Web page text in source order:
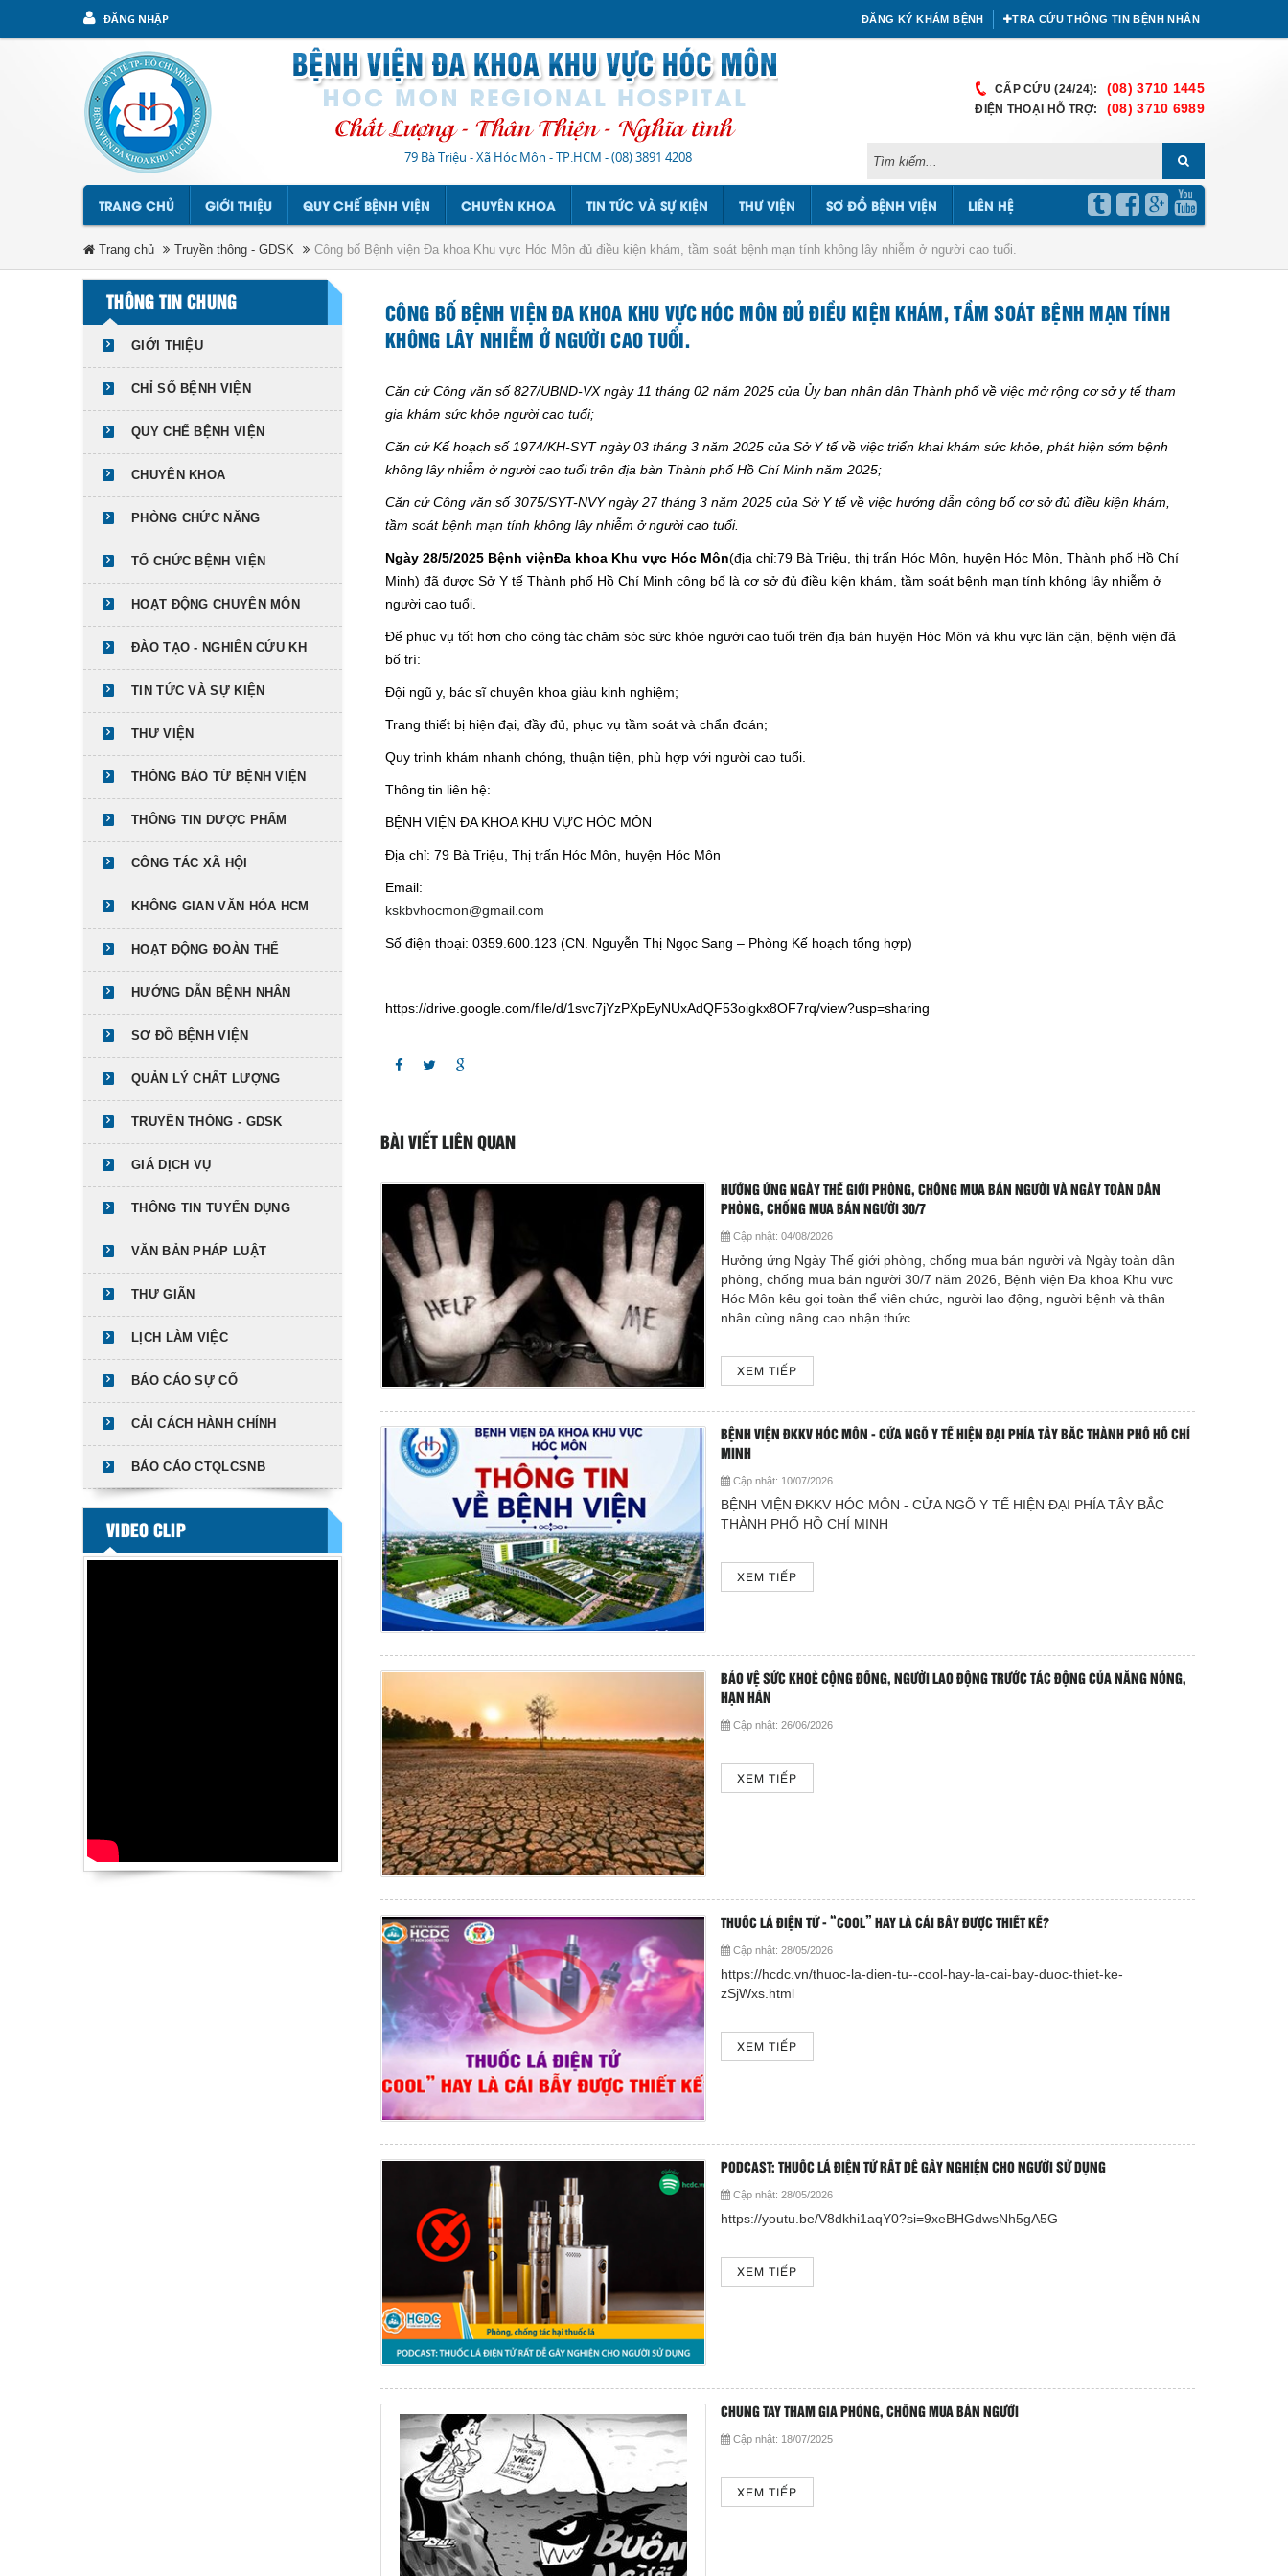
ĐĂNG NHẬP ĐĂNG KÝ KHÁM BỆNH TRA CỨU THÔNG TIN BỆNH NHÂN
79 Bà Triệu - Xã Hóc Môn - TP.HCM -(08) 3891 4208
CẤP CỨU (24/24): (08) 3710 1445
ĐIỆN THOẠI HỖ TRỢ: (08) 3710 6989
TRANG CHỦ GIỚI THIỆU QUY CHẾ BỆNH VIỆN CHUYÊN KHOA TIN TỨC VÀ SỰ KIỆN THƯ VIỆN SƠ ĐỒ BỆNH VIỆN LIÊN HỆ
Trang chủ Truyền thông - GDSK Công bố Bệnh viện Đa khoa Khu vực Hóc Môn đủ điều kiện khám, tầm soát bệnh mạn tính không lây nhiễm ở người cao tuổi.
THÔNG TIN CHUNG
GIỚI THIỆU
CHỈ SỐ BỆNH VIỆN
QUY CHẾ BỆNH VIỆN
CHUYÊN KHOA
PHÒNG CHỨC NĂNG
TỔ CHỨC BỆNH VIỆN
HOẠT ĐỘNG CHUYÊN MÔN
ĐÀO TẠO - NGHIÊN CỨU KH
TIN TỨC VÀ SỰ KIỆN
THƯ VIỆN
THÔNG BÁO TỪ BỆNH VIỆN
THÔNG TIN DƯỢC PHẨM
CÔNG TÁC XÃ HỘI
KHÔNG GIAN VĂN HÓA HCM
HOẠT ĐỘNG ĐOÀN THỂ
HƯỚNG DẪN BỆNH NHÂN
SƠ ĐỒ BỆNH VIỆN
QUẢN LÝ CHẤT LƯỢNG
TRUYỀN THÔNG - GDSK
GIÁ DỊCH VỤ
THÔNG TIN TUYỂN DỤNG
VĂN BẢN PHÁP LUẬT
THƯ GIÃN
LỊCH LÀM VIỆC
BÁO CÁO SỰ CỐ
CẢI CÁCH HÀNH CHÍNH
BÁO CÁO CTQLCSNB
VIDEO CLIP
CÔNG BỐ BỆNH VIỆN ĐA KHOA KHU VỰC HÓC MÔN ĐỦ ĐIỀU KIỆN KHÁM, TẦM SOÁT BỆNH MẠN TÍNH
KHÔNG LÂY NHIỄM Ở NGƯỜI CAO TUỔI.
Căn cứ Công văn số 827/UBND-VX ngày 11 tháng 02 năm 2025 của Ủy ban nhân dân Thành phố về việc mở rộng cơ sở y tế tham
gia khám sức khỏe người cao tuổi;
Căn cứ Kế hoạch số 1974/KH-SYT ngày 03 tháng 3 năm 2025 của Sở Y tế về việc triển khai khám sức khỏe, phát hiện sớm bệnh
không lây nhiễm ở người cao tuổi trên địa bàn Thành phố Hồ Chí Minh năm 2025;
Căn cứ Công văn số 3075/SYT-NVY ngày 27 tháng 3 năm 2025 của Sở Y tế về việc hướng dẫn công bố cơ sở đủ điều kiện khám,
tầm soát bệnh mạn tính không lây nhiễm ở người cao tuổi.
Ngày 28/5/2025 Bệnh việnĐa khoa Khu vực Hóc Môn(địa chỉ:79 Bà Triệu, thị trấn Hóc Môn, huyện Hóc Môn, Thành phố Hồ Chí
Minh) đã được Sở Y tế Thành phố Hồ Chí Minh công bố là cơ sở đủ điều kiện khám, tầm soát bệnh mạn tính không lây nhiễm ở
người cao tuổi.
Để phục vụ tốt hơn cho công tác chăm sóc sức khỏe người cao tuổi trên địa bàn huyện Hóc Môn và khu vực lân cận, bệnh viện đã
bố trí:
Đội ngũ y, bác sĩ chuyên khoa giàu kinh nghiệm;
Trang thiết bị hiện đại, đầy đủ, phục vụ tầm soát và chẩn đoán;
Quy trình khám nhanh chóng, thuận tiện, phù hợp với người cao tuổi.
Thông tin liên hệ:
BỆNH VIỆN ĐA KHOA KHU VỰC HÓC MÔN
Địa chỉ: 79 Bà Triệu, Thị trấn Hóc Môn, huyện Hóc Môn
Email:
kskbvhocmon@gmail.com
Số điện thoại: 0359.600.123 (CN. Nguyễn Thị Ngọc Sang – Phòng Kế hoạch tổng hợp)
https://drive.google.com/file/d/1svc7jYzPXpEyNUxAdQF53oigkx8OF7rq/view?usp=sharing
BÀI VIẾT LIÊN QUAN
HƯỞNG ỨNG NGÀY THẾ GIỚI PHÒNG, CHỐNG MUA BÁN NGƯỜI VÀ NGÀY TOÀN DÂN
PHÒNG, CHỐNG MUA BÁN NGƯỜI 30/7
Cập nhật: 04/08/2026
Hưởng ứng Ngày Thế giới phòng, chống mua bán người và Ngày toàn dân
phòng, chống mua bán người 30/7 năm 2026, Bệnh viện Đa khoa Khu vực
Hóc Môn kêu gọi toàn thể viên chức, người lao động, người bệnh và thân
nhân cùng nâng cao nhận thức...
XEM TIẾP
BỆNH VIỆN ĐKKV HÓC MÔN - CỬA NGÕ Y TẾ HIỆN ĐẠI PHÍA TÂY BẮC THÀNH PHỐ HỒ CHÍ
MINH
Cập nhật: 10/07/2026
BỆNH VIỆN ĐKKV HÓC MÔN - CỬA NGÕ Y TẾ HIỆN ĐẠI PHÍA TÂY BẮC
THÀNH PHỐ HỒ CHÍ MINH
XEM TIẾP
BẢO VỆ SỨC KHOẺ CỘNG ĐỒNG, NGƯỜI LAO ĐỘNG TRƯỚC TÁC ĐỘNG CỦA NẮNG NÓNG,
HẠN HÁN
Cập nhật: 26/06/2026
XEM TIẾP
THUỐC LÁ ĐIỆN TỬ - “COOL” HAY LÀ CÁI BẪY ĐƯỢC THIẾT KẾ?
Cập nhật: 28/05/2026
https://hcdc.vn/thuoc-la-dien-tu--cool-hay-la-cai-bay-duoc-thiet-ke-
zSjWxs.html
XEM TIẾP
PODCAST: THUỐC LÁ ĐIỆN TỬ RẤT DỄ GÂY NGHIỆN CHO NGƯỜI SỬ DỤNG
Cập nhật: 28/05/2026
https://youtu.be/V8dkhi1aqY0?si=9xeBHGdwsNh5gA5G
XEM TIẾP
CHUNG TAY THAM GIA PHÒNG, CHỐNG MUA BÁN NGƯỜI
Cập nhật: 18/07/2025
XEM TIẾP